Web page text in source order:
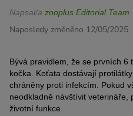
Napsal/a zooplus Editorial Team
Naposledy změněno 12/05/2025
Bývá pravidlem, že se prvních 6
kočka. Koťata dostávají
chráněny proti infekcím. Pokud
neodkladně návštívit veterináře,
životní funkce.